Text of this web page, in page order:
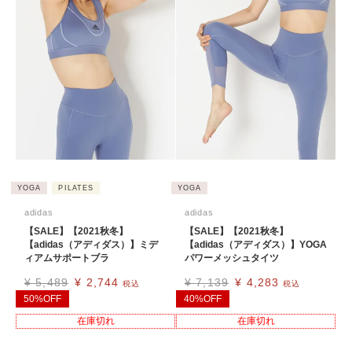
YOGA PILATES
adidas
【SALE】【2021秋冬】
【adidas（アディダス）】ミデ
ィアムサポートブラ
¥ 5,489 ¥ 2,744 税込
50%OFF
在庫切れ
YOGA
adidas
【SALE】【2021秋冬】
【adidas（アディダス）】YOGA
パワーメッシュタイツ
¥ 7,139 ¥ 4,283 税込
40%OFF
在庫切れ